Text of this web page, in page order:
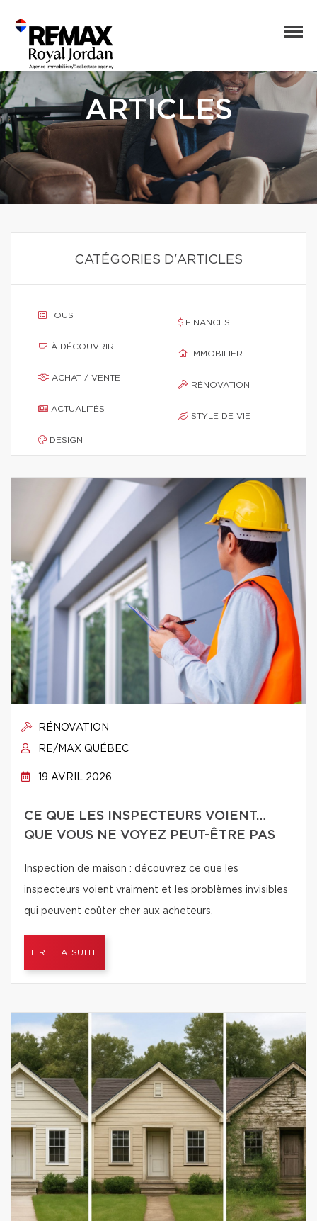
ARTICLES
CATÉGORIES D'ARTICLES
TOUS
À DÉCOUVRIR
ACHAT / VENTE
ACTUALITÉS
DESIGN
FINANCES
IMMOBILIER
RÉNOVATION
STYLE DE VIE
RÉNOVATION
RE/MAX QUÉBEC
19 AVRIL 2026
CE QUE LES INSPECTEURS VOIENT…
QUE VOUS NE VOYEZ PEUT-ÊTRE PAS
Inspection de maison : découvrez ce que les
inspecteurs voient vraiment et les problèmes invisibles
qui peuvent coûter cher aux acheteurs.
LIRE LA SUITE